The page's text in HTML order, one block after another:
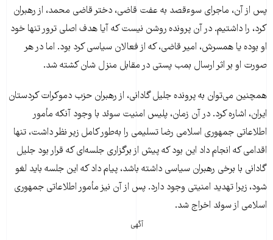
پس از آن، ماجرای سوءقصد به عفت قاضی، دختر قاضی محمد، از رهبران
کرد، را داشتیم. در آن پرونده روشن نیست که آیا هدف اصلی ترور تنها خود
او بوده یا همسرش، امیر قاضی، که از فعالان سیاسی کرد بود. اما در هر
صورت او بر اثر ارسال بمب پستی در مقابل منزل شان کشته شد.
همچنین می‌توان به پرونده جلیل گادانی، از رهبران حزب دموکرات کردستان
ایران، اشاره کرد. در آن زمان، پلیس امنیت سوئد با وجود آنکه مأمور
اطلاعاتی جمهوری اسلامی رضا تسلیمی را به‌طور کامل زیر نظر داشت، تنها
اقدامی که انجام داد این بود که پیش از برگزاری جلسه‌ای که قرار بود جلیل
گادانی با برخی رهبران سیاسی داشته باشد، پیام داد که این جلسه باید لغو
شود، زیرا تهدید امنیتی وجود دارد. پس از آن نیز مأمور اطلاعاتی جمهوری
اسلامی از سوئد اخراج شد.
آگهی